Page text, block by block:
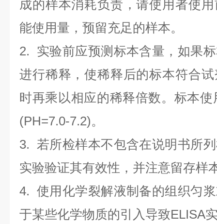
成的样本消耗负责，请使用者使
能使用量，预留充足的样本。
2. 实验前应预测标本含量，如果
进行稀释，使稀释后的标本符合
时再乘以相应的稀释倍数。标本
(PH=7.0-7.2)。
3. 若所检样本不包含在说明书所
实验验证其有效性，并注意留存样
4. 使用化学裂解液制备的组织匀
于某些化学物质的引入导致ELISA